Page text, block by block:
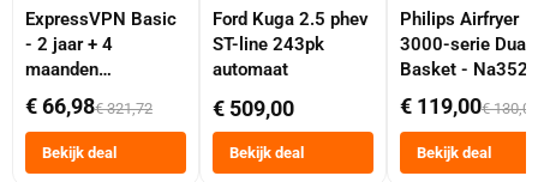
ExpressVPN Basic
- 2 jaar + 4
maanden
abonnement
€ 66,98€ 321,72
Bekijk deal
Ford Kuga 2.5 phev
ST-line 243pk
automaat
€ 509,00
Bekijk deal
Philips Airfryer
3000-serie Dual
Basket -
Dubbele Mand 9
Tot 6 Personen
Heteluchtfriteuse
Zwart
€ 119,00€ 130,00
Bekijk deal